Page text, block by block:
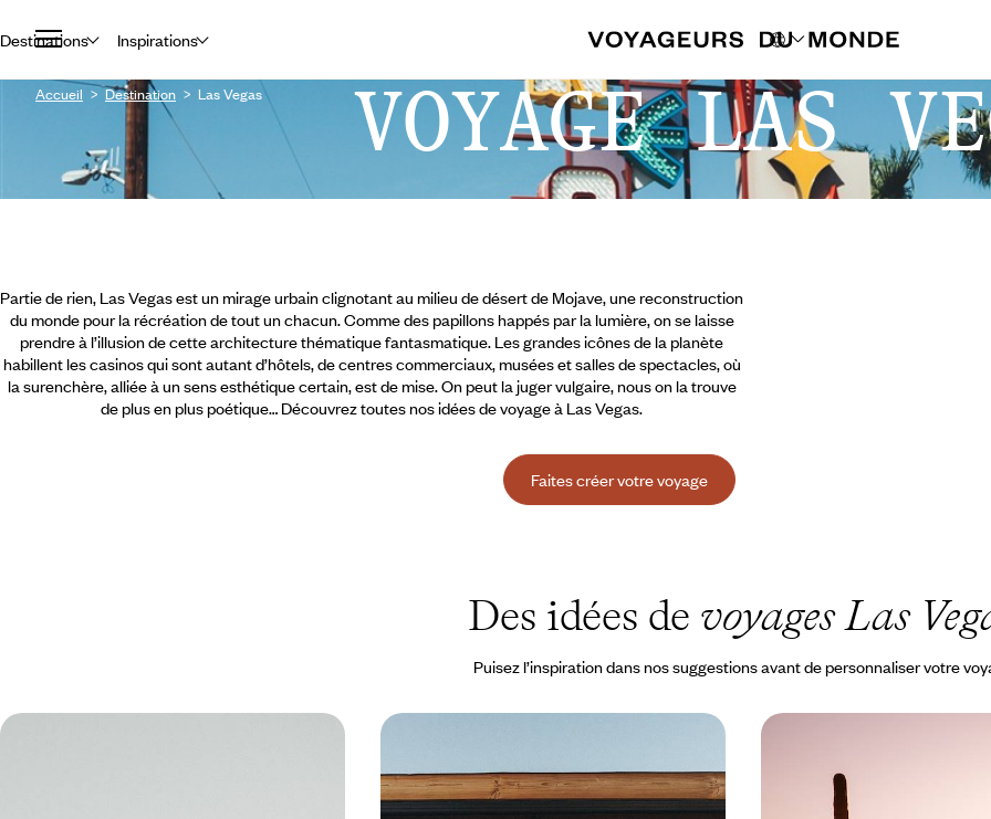
Destinations Inspirations
Accueil Destination Las Vegas VOYAGE LAS
Partie de rien, Las Vegas est un mirage urbain clignotant au milieu de désert de Mojave, une reconstruction
du monde pour la récréation de tout un chacun. Comme des papillons happés par la lumière, on se laisse
prendre à l’illusion de cette architecture thématique fantasmatique. Les grandes icônes de la planète
habillent les casinos qui sont autant d’hôtels, de centres commerciaux, musées et salles de spectacles, où
la surenchère, alliée à un sens esthétique certain, est de mise. On peut la juger vulgaire, nous on la trouve
de plus en plus poétique… Découvrez toutes nos idées de voyage à Las Vegas.
Faites créer votre voyage
Des idées de voyages Las
Puisez l’inspiration dans nos suggestions avant de personnaliser votre
Un été dans l’Ouest américain
Aux beaux jour, embarquer pour un road-movie
du Nevada - San
Yosemite, Lake Tahoe,
Embarquer pour un autre road-